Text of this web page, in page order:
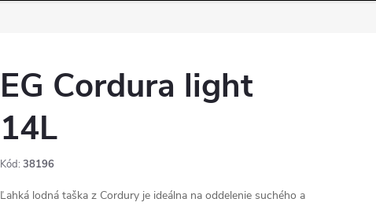
EG Cordura light
14L
Kód: 38196
Ľahká lodná taška z Cordury je ideálna na oddelenie suchého a